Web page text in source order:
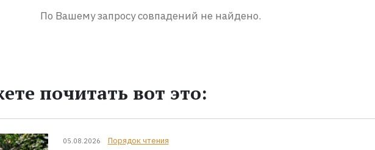
По Вашему запросу совпадений не найдено.
почитать вот это:
05.08.2026 Порядок чтения